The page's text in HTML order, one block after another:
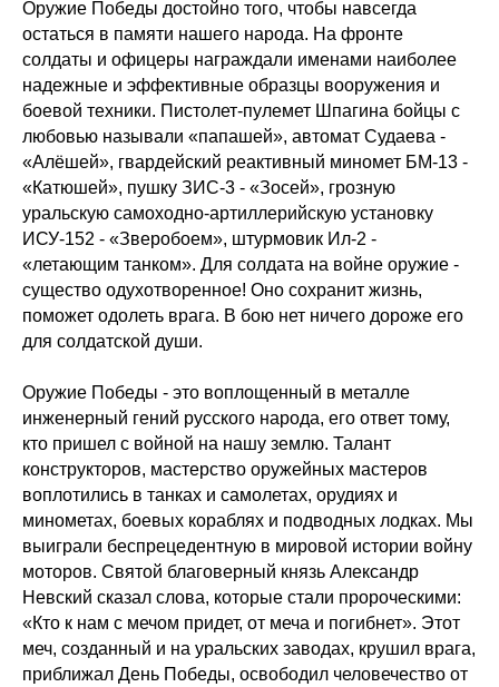
Оружие Победы достойно того, чтобы навсегда
остаться в памяти нашего народа. На фронте
солдаты и офицеры награждали именами наиболее
надежные и эффективные образцы вооружения и
боевой техники. Пистолет-пулемет Шпагина бойцы с
любовью называли «папашей», автомат Судаева -
«Алёшей», гвардейский реактивный миномет БМ-13 -
«Катюшей», пушку ЗИС-3 - «Зосей», грозную
уральскую самоходно-артиллерийскую установку
ИСУ-152 - «Зверобоем», штурмовик Ил-2 -
«летающим танком». Для солдата на войне оружие -
существо одухотворенное! Оно сохранит жизнь,
поможет одолеть врага. В бою нет ничего дороже его
для солдатской души.
Оружие Победы - это воплощенный в металле
инженерный гений русского народа, его ответ тому,
кто пришел с войной на нашу землю. Талант
конструкторов, мастерство оружейных мастеров
воплотились в танках и самолетах, орудиях и
минометах, боевых кораблях и подводных лодках. Мы
выиграли беспрецедентную в мировой истории войну
моторов. Святой благоверный князь Александр
Невский сказал слова, которые стали пророческими:
«Кто к нам с мечом придет, от меча и погибнет». Этот
меч, созданный и на уральских заводах, крушил врага,
приближал День Победы, освободил человечество от